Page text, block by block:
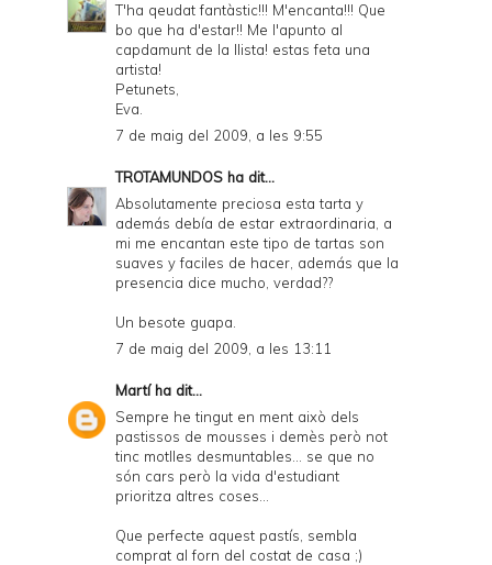
T'ha qeudat fantàstic!!! M'encanta!!! Que
bo que ha d'estar!! Me l'apunto al
capdamunt de la llista! estas feta una
artista!
Petunets,
Eva.
7 de maig del 2009, a les 9:55
TROTAMUNDOS ha dit...
Absolutamente preciosa esta tarta y
además debía de estar extraordinaria, a
mi me encantan este tipo de tartas son
suaves y faciles de hacer, además que la
presencia dice mucho, verdad??
Un besote guapa.
7 de maig del 2009, a les 13:11
Martíha dit...
Sempre he tingut en ment això dels
pastissos de mousses i demès però not
tinc motlles desmuntables... se que no
són cars però la vida d'estudiant
prioritza altres coses...
Que perfecte aquest pastís, sembla
comprat al forn del costat de casa ;)